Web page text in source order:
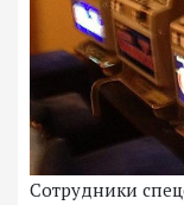
Сотрудники